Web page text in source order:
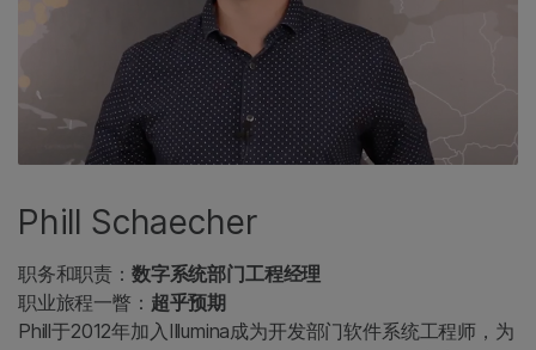
Phill Schaecher
职务和职责： 数字系统部门工程经理
职业旅程一瞥： 超乎预期
Phill于2012年加入Illumina成为开发部门软件系统工程师，为